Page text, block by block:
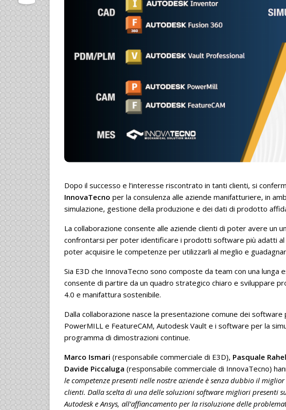
Dopo il successo e l’interesse riscontrato in tanti clienti, si
InnovaTecno per la consulenza alle aziende manifatturiere, in
simulazione, gestione della produzione e dei dati di prodotto
La collaborazione consente alle aziende clienti di poter avere un
confrontarsi per poter identificare i prodotti software più adatti
poter acquisire le competenze per utilizzarli al meglio e
Sia E3D che InnovaTecno sono composte da team con una lunga
consente di partire da un quadro strategico chiaro e sviluppare
4.0 e manifattura sostenibile.
Dalla collaborazione nasce la presentazione comune dei software
PowerMILL e FeatureCAM, Autodesk Vault e i software per la
programma di dimostrazioni continue.
Marco Ismari (responsabile commerciale di E3D), Pasquale
Davide Piccaluga (responsabile commerciale di InnovaTecno)
le competenze presenti nelle nostre aziende è senza dubbio il
clienti. Dalla scelta di una delle soluzioni software migliori presenti
Autodesk e Ansys, all’affiancamento per la risoluzione delle